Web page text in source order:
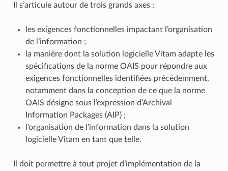
Il s’articule autour de trois grands axes :
les exigences fonctionnelles impactant l’organisation
de l’information ;
la manière dont la solution logicielle Vitam adapte les
spécifications de la norme OAIS pour répondre aux
exigences fonctionnelles identifiées précédemment,
notamment dans la conception de ce que la norme
OAIS désigne sous l’expression d’Archival
Information Packages (AIP) ;
l’organisation de l’information dans la solution
logicielle Vitam en tant que telle.
Il doit permettre à tout projet d’implémentation de la